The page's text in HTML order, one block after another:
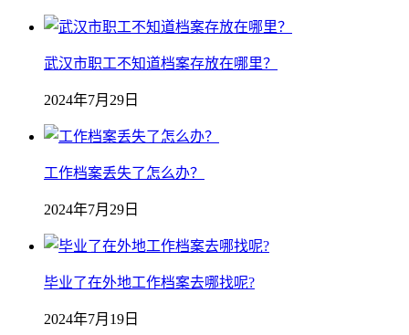
武汉市职工不知道档案存放在哪里？
2024年7月29日
工作档案丢失了怎么办？
2024年7月29日
毕业了在外地工作档案去哪找呢?
2024年7月19日